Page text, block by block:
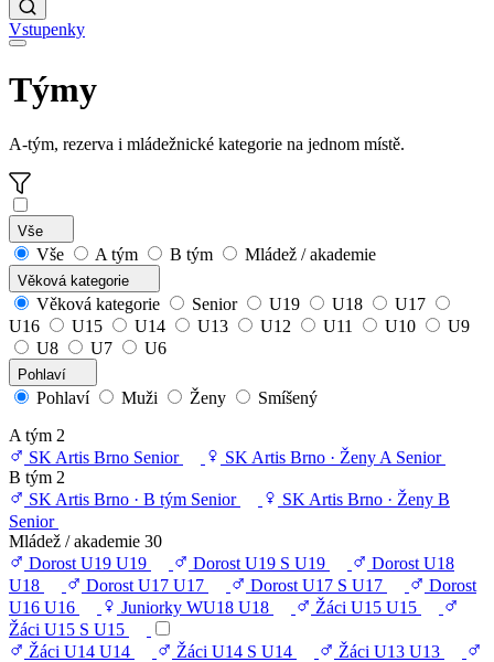
Vstupenky
Týmy
A-tým, rezerva i mládežnické kategorie na jednom místě.
Vše
Vše A tým B tým Mládež / akademie
Věková kategorie
Věková kategorie Senior U19 U18
U17
U16
U15 U14 U13 U12 U11 U10
U9
U8
U7 U6
Pohlaví
Pohlaví Muži Ženy
Smíšený
A tým 2
SK Artis Brno Senior SK Artis Brno · Ženy A Senior
B tým 2
SK Artis Brno · B tým Senior
SK Artis Brno · Ženy B
Senior
Mládež / akademie 30
Dorost U19 U19 Dorost U19 S U19
Dorost U18
U18
Dorost U17 U17 Dorost U17 S U17
Dorost
U16 U16 Juniorky WU18 U18 Žáci U15 U15
Žáci U15 S U15
Žáci U14 U14 Žáci U14 S U14 Žáci U13 U13